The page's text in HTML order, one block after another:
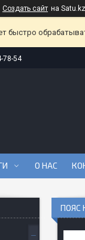
Создать сайт на Satu.kz
быстро
78-54
О НАС
ПОЯС